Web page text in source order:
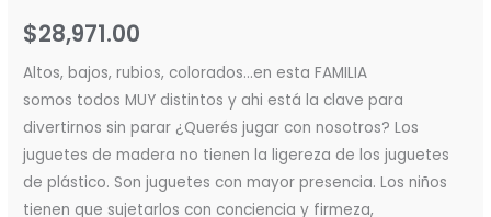
$28,971.00
Altos, bajos, rubios, colorados…en esta FAMILIA
somos todos MUY distintos y ahi está la clave para
divertirnos sin parar ¿Querés jugar con nosotros? Los
juguetes de madera no tienen la ligereza de los juguetes
de plástico. Son juguetes con mayor presencia. Los niños
tienen que sujetarlos con conciencia y firmeza,